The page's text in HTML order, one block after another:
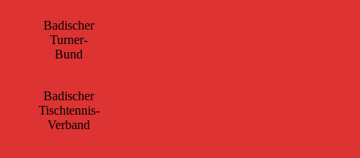
Badischer
Turner-
Bund
Badischer
Tischtennis-
Verband